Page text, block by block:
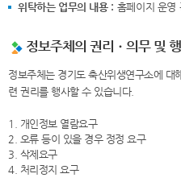
위탁하는 업무의 내용 : 홈페이지 운영
정보주체의 권리ㆍ의무 및
정보주체는 경기도 축산위생연구소에
련 권리를 행사할 수 있습니다.
1. 개인정보 열람요구
2. 오류 등이 있을 경우 정정 요구
3. 삭제요구
4. 처리정지 요구